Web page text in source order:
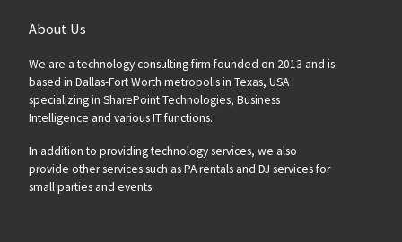
About Us
We are a technology consulting firm founded on 2013 and is
based in Dallas-Fort Worth metropolis in Texas, USA
specializing in SharePoint Technologies, Business
Intelligence and various IT functions.
In addition to providing technology services, we also
provide other services such as PA rentals and DJ services for
small parties and events.